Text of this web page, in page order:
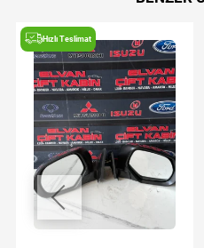
Hızlı Teslimat